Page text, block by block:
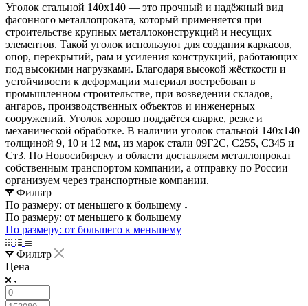
Уголок стальной 140x140 — это прочный и надёжный вид
фасонного металлопроката, который применяется при
строительстве крупных металлоконструкций и несущих
элементов. Такой уголок используют для создания каркасов,
опор, перекрытий, рам и усиления конструкций, работающих
под высокими нагрузками. Благодаря высокой жёсткости и
устойчивости к деформации материал востребован в
промышленном строительстве, при возведении складов,
ангаров, производственных объектов и инженерных
сооружений. Уголок хорошо поддаётся сварке, резке и
механической обработке. В наличии уголок стальной 140x140
толщиной 9, 10 и 12 мм, из марок стали 09Г2С, С255, С345 и
Ст3. По Новосибирску и области доставляем металлопрокат
собственным транспортом компании, а отправку по России
организуем через транспортные компании.
Фильтр
По размеру: от меньшего к большему
По размеру: от меньшего к большему
По размеру: от большего к меньшему
Фильтр
Цена